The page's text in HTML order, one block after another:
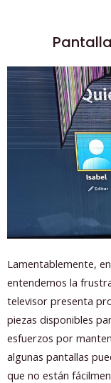
Lamentablemente,
entendemos la
televisor presenta
piezas disponibles
esfuerzos por
algunas pantallas
que no están